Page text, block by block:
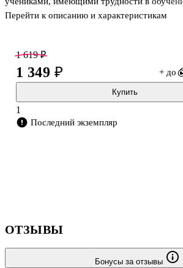
учащимся автоматизировать чтение через
Перейти к описанию и характеристикам
1 619 ₽
1 349 ₽ + до
Купить
1
Последний экземпляр
ОТЗЫВЫ
Бонусы за отзывы